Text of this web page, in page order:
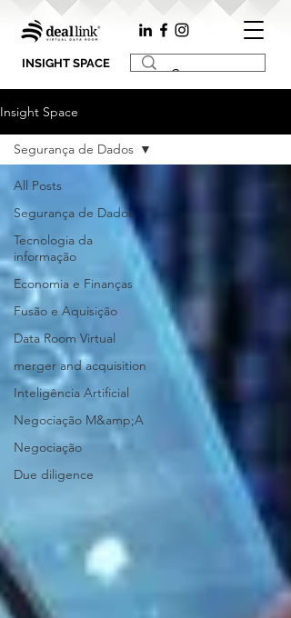
INSIGHT SPACE
Insight Space
All Posts
Segurança de Dados
Tecnologia da
informação
Economia e Finanças
Fusão e Aquisição
Data Room Virtual
merger and acquisition
Inteligência Artificial
Negociação M&amp;A
Negociação
Due diligence
Segurança de Dados